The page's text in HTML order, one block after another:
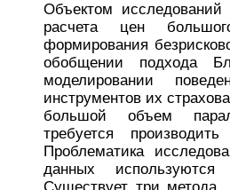
Объектом исследований
расчета цен
формирования
обобщении подхода
моделировании
инструментов их
большой объем
требуется
Проблематика
данных